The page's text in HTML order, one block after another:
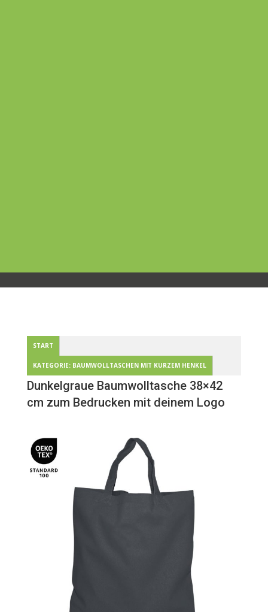
START
KATEGORIE: BAUMWOLLTASCHEN MIT KURZEM HENKEL
Dunkelgraue Baumwolltasche 38×42
cm zum Bedrucken mit deinem Logo